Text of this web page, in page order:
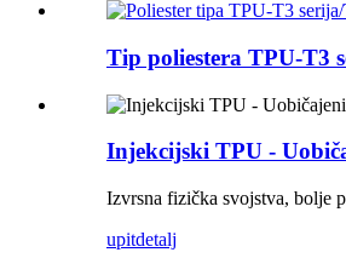
Tip poliestera TPU-T3
Injekcijski TPU -
Izvrsna fizička svojstva, bolje
upitdetalj